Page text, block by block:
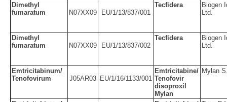
Dimethyl
fumaratum
N07XX09 EU/1/13/837/001
Tecfidera
Biogen
Ltd.
Dimethyl
fumaratum
N07XX09 EU/1/13/837/002
Tecfidera
Biogen
Ltd.
Emtricitabinum/
Tenofovirum
J05AR03 EU/1/16/1133/001
Emtricitabine/
Tenofovir
disoproxil
Mylan
Mylan